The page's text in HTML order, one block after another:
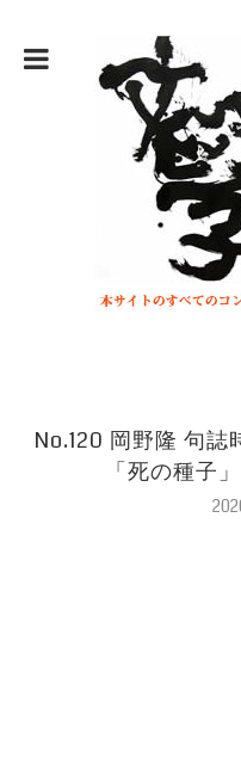
No.120 岡野隆 句
「死の種子